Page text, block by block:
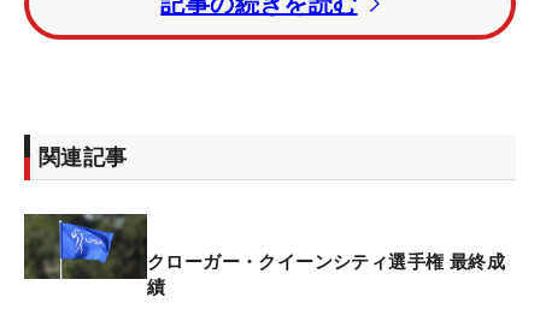
メートルの長いイーグルパット。一方で、ハルは6
メートルほどのイーグルチャンスにつけていた。と
しかし、ここで“まさか”の展開が待っていた。ティ
ー。それでもバーディチャンスを残したが、返しの
パットはカップの左を外れ、さらに下りの1メート
ルが残る。そして3打目もカップ右を通過し、最後
関連記事
クローガー・クイーンシティ選手権 最終成
績